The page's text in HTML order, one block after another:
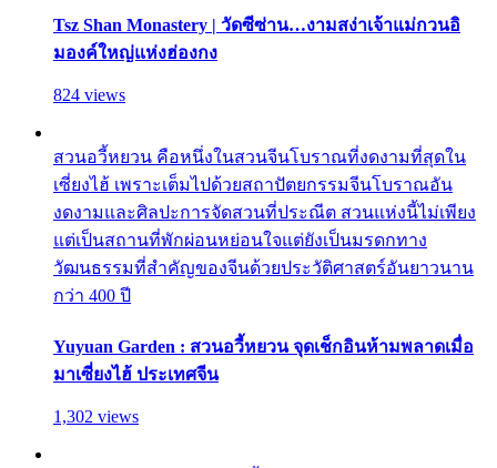
Tsz Shan Monastery | วัดซีซ่าน…งามสง่าเจ้าแม่กวนอิ
มองค์ใหญ่แห่งฮ่องกง
824 views
สวนอวี้หยวน คือหนึ่งในสวนจีนโบราณที่งดงามที่สุดใน
เซี่ยงไฮ้ เพราะเต็มไปด้วยสถาปัตยกรรมจีนโบราณอัน
งดงามและศิลปะการจัดสวนที่ประณีต สวนแห่งนี้ไม่เพียง
แต่เป็นสถานที่พักผ่อนหย่อนใจแต่ยังเป็นมรดกทาง
วัฒนธรรมที่สำคัญของจีนด้วยประวัติศาสตร์อันยาวนาน
กว่า 400 ปี
Yuyuan Garden : สวนอวี้หยวน จุดเช็กอินห้ามพลาดเมื่อ
มาเซี่ยงไฮ้ ประเทศจีน
1,302 views